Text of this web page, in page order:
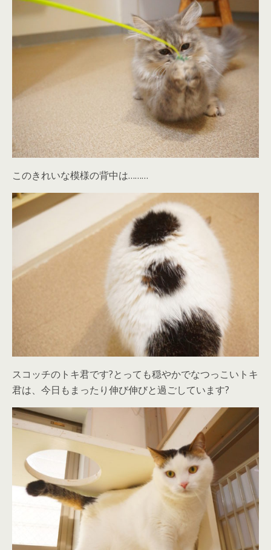
このきれいな模様の背中は………
スコッチのトキ君です?とっても穏やかでなつっこいトキ
君は、今日もまったり伸び伸びと過ごしています?